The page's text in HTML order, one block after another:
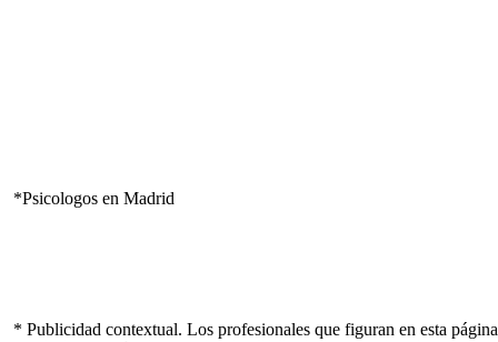
*Psicologos en Madrid
* Publicidad contextual. Los profesionales que figuran en esta